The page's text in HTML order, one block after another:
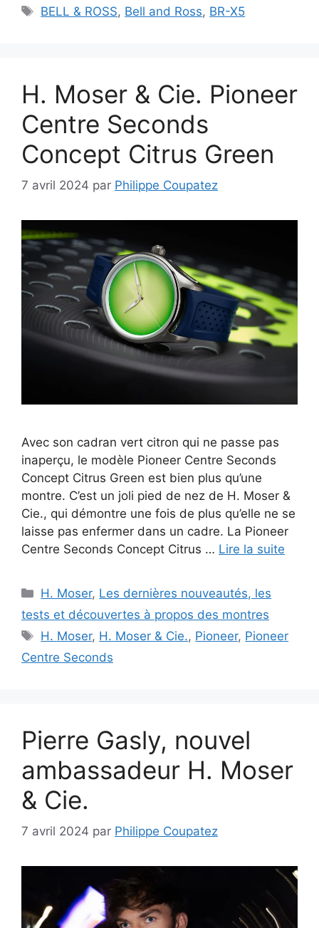
Étiquettes
BELL & ROSS, Bell and Ross, BR-X5
H. Moser & Cie. Pioneer
Centre Seconds
Concept Citrus Green
7 avril 2024 par Philippe Coupatez
Avec son cadran vert citron qui ne passe pas
inaperçu, le modèle Pioneer Centre Seconds
Concept Citrus Green est bien plus qu’une
montre. C’est un joli pied de nez de H. Moser &
Cie., qui démontre une fois de plus qu’elle ne se
laisse pas enfermer dans un cadre. La Pioneer
Centre Seconds Concept Citrus … Lire la suite
Catégories
H. Moser, Les dernières nouveautés, les
tests et découvertes à propos des montres
Étiquettes
H. Moser, H. Moser & Cie., Pioneer, Pioneer
Centre Seconds
Pierre Gasly, nouvel
ambassadeur H. Moser
& Cie.
7 avril 2024 par Philippe Coupatez